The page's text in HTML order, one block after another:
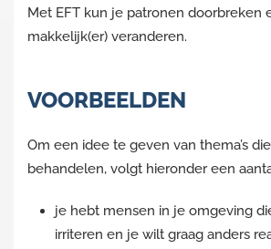
Met EFT kun je patronen doorbreken
makkelijk(er) veranderen.
VOORBEELDEN
Om een idee te geven van thema’s
behandelen, volgt hieronder een
je hebt mensen in je omgeving
irriteren en je wilt graag anders